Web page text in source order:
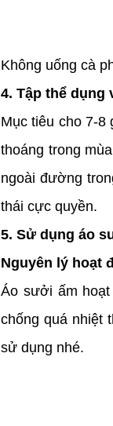
Không uống cà
4. Tập thể dụng
Mục tiêu cho 7-8
thoáng trong
ngoài đường
thái cực quyền.
5. Sử dụng áo
Nguyên lý hoạt
Áo sưởi ấm
chống quá nhiệt
sử dụng nhé.